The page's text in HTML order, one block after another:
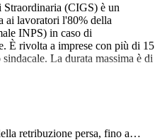
Straordinaria (CIGS) è un
ai lavoratori l'80% della
INPS) in caso di
È rivolta a imprese con più di 15
La durata massima è di
retribuzione persa, fino a…